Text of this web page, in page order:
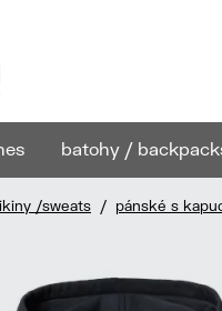
batohy /
/sweats / pánské s